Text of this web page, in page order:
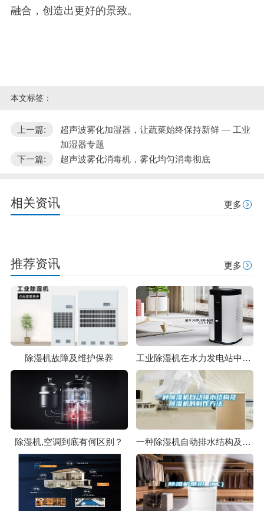
融合，创造出更好的景致。
本文标签：
上一篇:
超声波雾化加湿器，让蔬菜始终保持新鲜 — 工业
加湿器专题
下一篇:
超声波雾化消毒机，雾化均匀消毒彻底
相关资讯 更多
推荐资讯 更多
除湿机故障及维护保养 工业除湿机在水力发电站中的使用
除湿机,空调到底有何区别？ 一种除湿机自动排水结构及除湿机的制作方法